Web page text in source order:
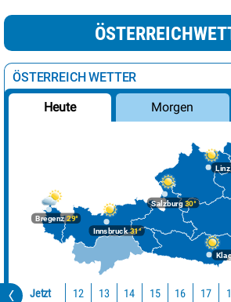
ÖSTERREICH WETTER
Heute Morgen
Bregenz29°
Innsbruck31°
Linz
Salzburg30°
Jetzt 12 13 14 15 16 17